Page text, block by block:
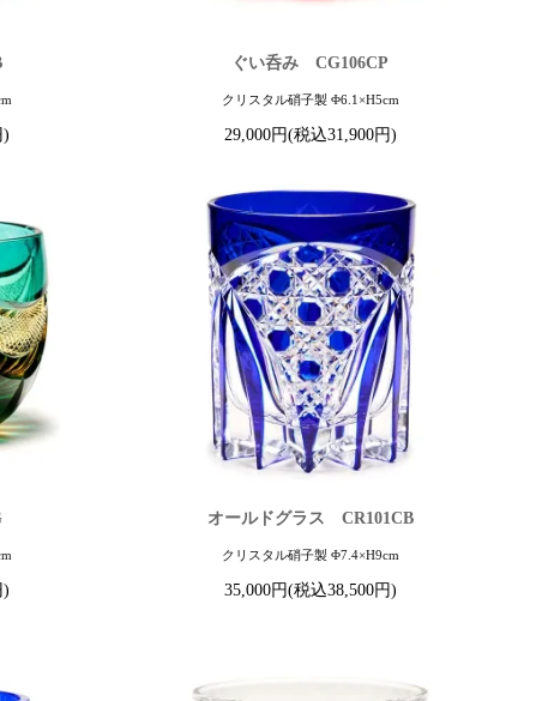
)
ぐい呑み CG106CP
クリスタル硝子製 Φ6.1×H5cm
29,000円(税込31,900円)
)
オールドグラス CR101CB
クリスタル硝子製 Φ7.4×H9cm
35,000円(税込38,500円)